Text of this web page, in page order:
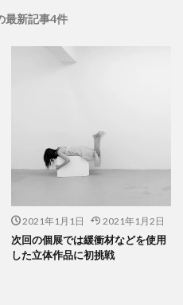
最新記事4件
2021年1月1日 2021年1月2日
次回の個展では緩衝材などを使用
した立体作品に初挑戦